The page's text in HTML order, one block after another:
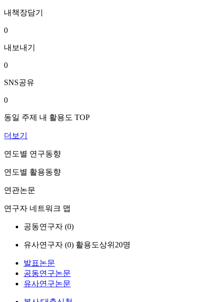
내책장담기
0
내보내기
0
SNS공유
0
동일 주제 내 활용도 TOP
더보기
연도별 연구동향
연도별 활용동향
연관논문
연구자 네트워크 맵
공동연구자 (0)
유사연구자 (0) 활용도상위20명
발표논문
공동연구논문
유사연구논문